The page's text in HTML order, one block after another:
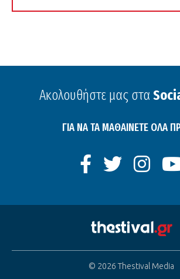
Ακολουθήστε μας στα
ΓΙΑ ΝΑ ΤΑ ΜΑΘΑΙΝΕΤΕ ΟΛΑ
© 2026 Thestival Media